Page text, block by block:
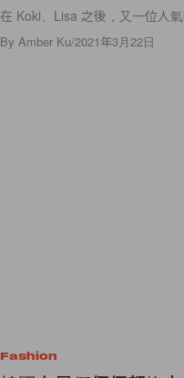
在 Koki、Lisa 之後，又一位人
By Amber Ku/2021年3月22日
Fashion